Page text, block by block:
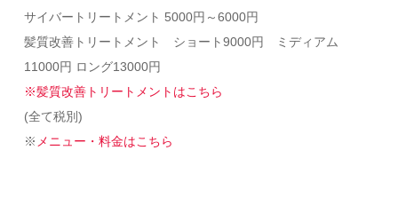
サイバートリートメント 5000円～6000円
髪質改善トリートメント ショート9000円 ミディアム
11000円 ロング13000円
※髪質改善トリートメントはこちら
(全て税別)
※ メニュー・料金はこちら